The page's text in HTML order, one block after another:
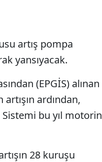
artış pompa
yansıyacak.
(EPGİS) alınan
ardından,
Sistemi bu yıl motorin
28 kuruşu